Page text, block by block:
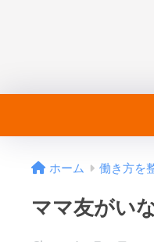
ホーム 働き方を
ママ友がい